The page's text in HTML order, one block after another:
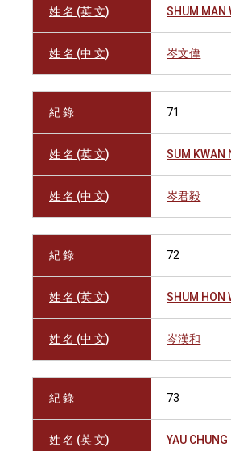
姓 名 (英 文) SHUM MAN
姓 名 (中 文) 岑文偉
紀 錄 71
姓 名 (英 文) SUM KWAN
姓 名 (中 文) 岑君毅
紀 錄 72
姓 名 (英 文) SHUM HON
姓 名 (中 文) 岑漢和
紀 錄 73
姓 名 (英 文) YAU CHUNG